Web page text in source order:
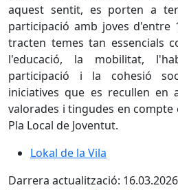
aquest sentit, es porten a
participació amb joves d'entre
tracten temes tan essencials
l'educació, la mobilitat,
participació i la cohesió
iniciatives que es recullen en
valorades i tingudes en compte
Pla Local de Joventut.
Lokal de la Vila
Darrera actualització: